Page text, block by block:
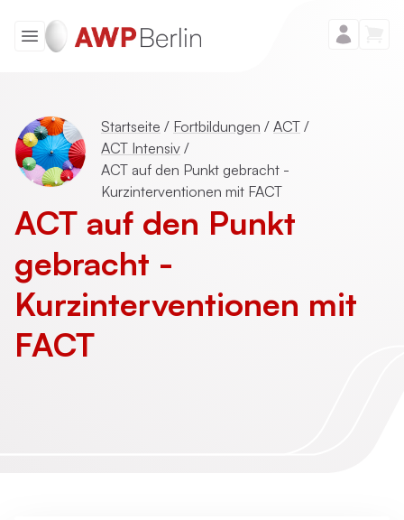
Startseite / Fortbildungen / ACT /
ACT Intensiv /
ACT auf den Punkt gebracht -
Kurzinterventionen mit FACT
ACT auf den Punkt
gebracht -
Kurzinterventionen mit
FACT